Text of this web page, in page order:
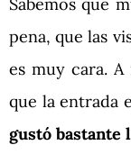
pena, que las
es muy cara.
que la entrada
gustó bastante